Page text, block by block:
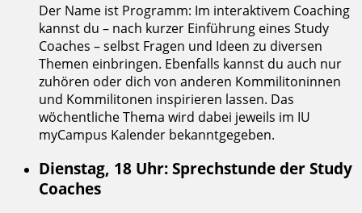
Der Name ist Programm: Im interaktivem Coaching
kannst du – nach kurzer Einführung eines Study
Coaches – selbst Fragen und Ideen zu diversen
Themen einbringen. Ebenfalls kannst du auch nur
zuhören oder dich von anderen Kommilitoninnen
und Kommilitonen inspirieren lassen. Das
wöchentliche Thema wird dabei jeweils im IU
myCampus Kalender bekanntgegeben.
Dienstag, 18 Uhr: Sprechstunde der Study
Coaches